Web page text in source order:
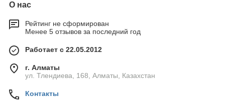
О нас
Рейтинг не сформирован
Менее 5 отзывов за последний год
Работает с 22.05.2012
г. Алматы
ул. Тлендиева, 168, Алматы, Казахстан
Контакты